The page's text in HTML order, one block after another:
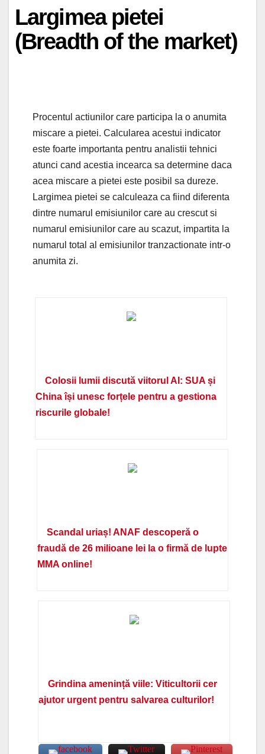
Largimea pietei
(Breadth of the market)
Procentul actiunilor care participa la o anumita
miscare a pietei. Calcularea acestui indicator
este foarte importanta pentru analistii tehnici
atunci cand acestia incearca sa determine daca
acea miscare a pietei este posibil sa dureze.
Largimea pietei se calculeaza ca fiind diferenta
dintre numarul emisiunilor care au crescut si
numarul emisiunilor care au scazut, impartita la
numarul total al emisiunilor tranzactionate intr-o
anumita zi.
Colosii lumii discută viitorul AI: SUA și
China își unesc forțele pentru a gestiona
riscurile globale!
Scandal uriaș! ANAF descoperă o
fraudă de 26 milioane lei la o firmă de lupte
MMA online!
Grindina amenință viile: Viticultorii cer
ajutor urgent pentru salvarea culturilor!